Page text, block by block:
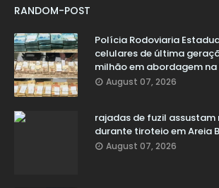
RANDOM-POST
Polícia Rodoviaria
celulares de última
milhão em abordagem na
August 07, 2026
rajadas de fuzil
durante tiroteio em Areia
August 07, 2026